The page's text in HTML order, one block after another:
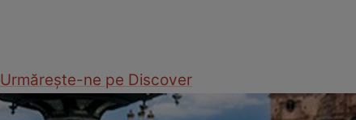
Urmărește-ne pe Discover